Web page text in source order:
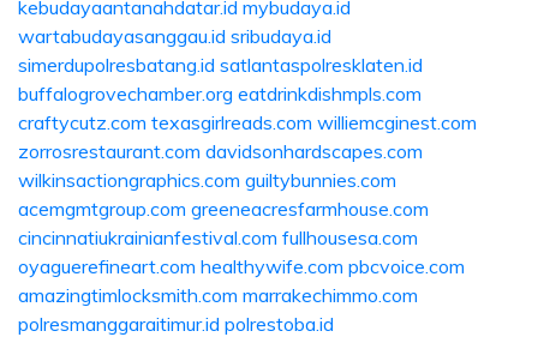
kebudayaantanahdatar.id mybudaya.id
wartabudayasanggau.id sribudaya.id
simerdupolresbatang.id satlantaspolresklaten.id
buffalogrovechamber.org eatdrinkdishmpls.com
craftycutz.com texasgirlreads.com williemcginest.com
zorrosrestaurant.com davidsonhardscapes.com
wilkinsactiongraphics.com guiltybunnies.com
acemgmtgroup.com greeneacresfarmhouse.com
cincinnatiukrainianfestival.com fullhousesa.com
oyaguerefineart.com healthywife.com pbcvoice.com
amazingtimlocksmith.com marrakechimmo.com
polresmanggaraitimur.id polrestoba.id